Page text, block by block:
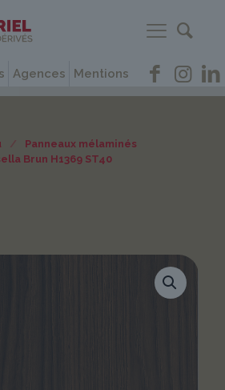
Agences Mentions
/
Panneaux mélaminés
Brun H1369 ST40